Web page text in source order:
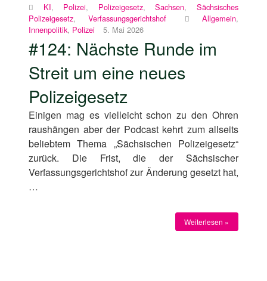
KI, Polizei, Polizeigesetz,Sachsen,Sächsisches
Polizeigesetz, Verfassungsgerichtshof Allgemein,
Innenpolitik, Polizei 5. Mai 2026
#124: Nächste Runde im
Streit um eine neues
Polizeigesetz
Einigen mag es vielleicht schon zu den Ohren
raushängen aber der Podcast kehrt zum allseits
beliebtem Thema „Sächsischen Polizeigesetz“
zurück. Die Frist, die der Sächsischer
Verfassungsgerichtshof zur Änderung gesetzt hat,
…
Weiterlesen »